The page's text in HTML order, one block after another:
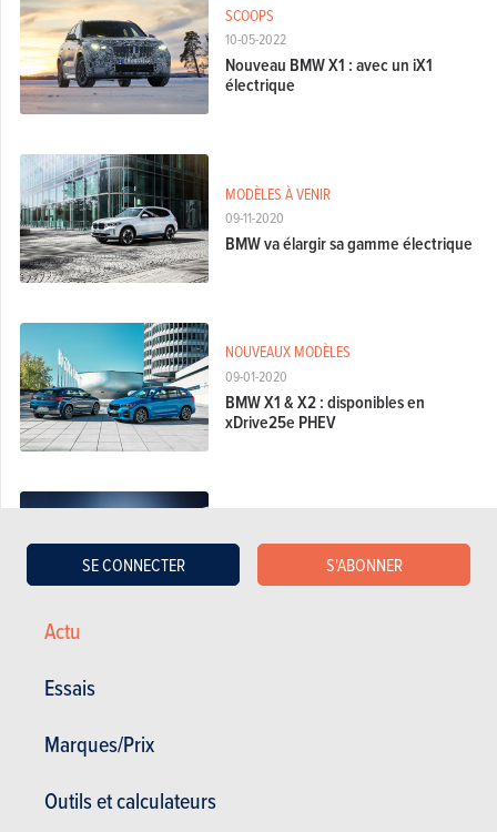
Actu
Essais
Marques/Prix
Outils et calculateurs
SE CONNECTER S'ABONNER
10-05-2022
SCOOPS
Nouveau BMW X1 : avec un iX1
électrique
09-11-2020
MODÈLES À VENIR
BMW va élargir sa gamme électrique
09-01-2020
NOUVEAUX MODÈLES
BMW X1 & X2 : disponibles en
xDrive25e PHEV
16-08-2019
BMW : un iX1 pour remplacer l’i3